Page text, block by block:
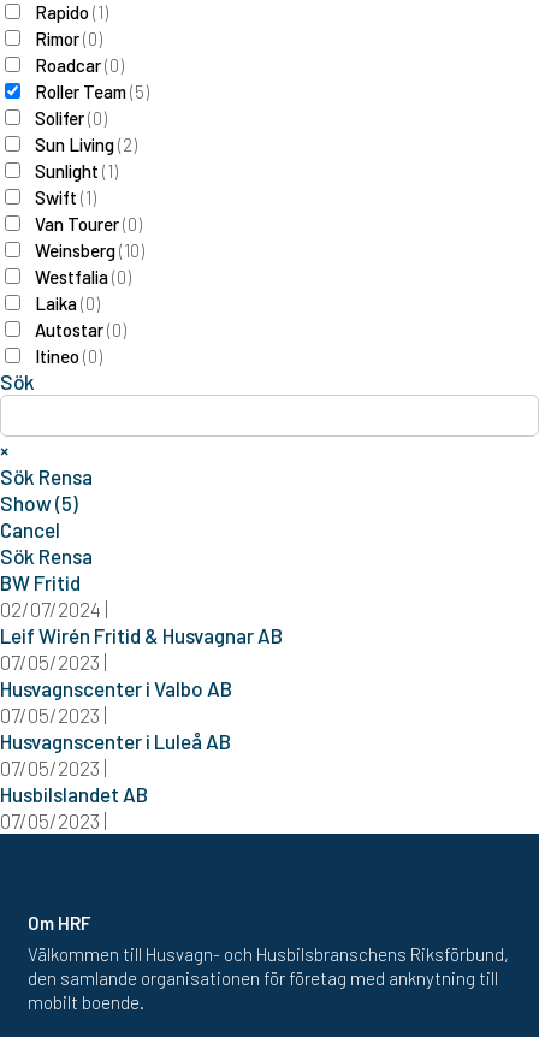
Rapido(1)
Rimor(0)
Roadcar(0)
Roller Team(5)
Solifer(0)
Sun Living(2)
Sunlight (1)
Swift (1)
Van Tourer(0)
Weinsberg(10)
Westfalia(0)
Laika(0)
Autostar(0)
Itineo(0)
Sök
×
Sök Rensa
Show (5)
Cancel
Sök Rensa
BW Fritid
02/07/2024 |
Leif Wirén Fritid & Husvagnar AB
07/05/2023 |
Husvagnscenter i Valbo AB
07/05/2023 |
Husvagnscenter i Luleå AB
07/05/2023 |
Husbilslandet AB
07/05/2023 |
Om HRF
Välkommen till Husvagn- och Husbilsbranschens Riksförbund,
den samlande organisationen för företag med anknytning till
mobilt boende.